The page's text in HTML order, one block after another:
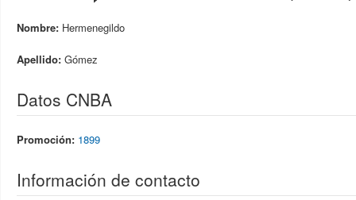
Nombre: Hermenegildo
Apellido: Gómez
Datos CNBA
Promoción: 1899
Información de contacto